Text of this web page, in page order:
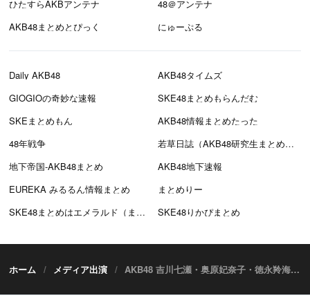
ひたすらAKBアンテナ
48＠アンテナ
AKB48まとめとぴっく
にゅーぷる
Daily AKB48
AKB48タイムズ
GIOGIOの奇妙な速報
SKE48まとめもらんだむ
SKEまとめもん
AKB48情報まとめたった
48年戦争
若草日誌（AKB48研究生まとめブログ）
地下帝国-AKB48まとめ
AKB48地下速報
EUREKA みるるん情報まとめ
まとめりー
SKE48まとめはエメラルド（まとえめ）
SKE48りかぴまとめ
ホーム メディア出演 AKB48 吉川七瀬・奥原妃奈子・徳永羚海・行天優莉奈が「#渋谷オルガン坂生徒会」に出演！びっくり仰天開運ツアー【2022.8.27 15:00〜 YouTube】